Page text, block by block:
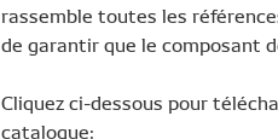
rassemble toutes les
de garantir que le composant
Cliquez ci-dessous pour
catalogue: